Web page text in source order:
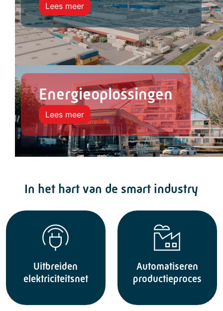
Lees meer
Energieoplossingen
Lees meer
In het hart van de smart industry
Uitbreiden
elektriciteitsnet
Automatiseren
productieproces